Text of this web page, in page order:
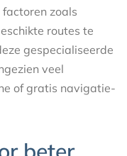
zoals
routes te
gespecialiseerde
veel
of gratis navigatie-